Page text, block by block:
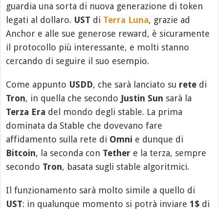
guardia una sorta di nuova generazione di token
legati al dollaro. UST di Terra Luna, grazie ad
Anchor e alle sue generose reward, è sicuramente
il protocollo più interessante, e molti stanno
cercando di seguire il suo esempio.
Come appunto USDD, che sarà lanciato su rete di
Tron, in quella che secondo Justin Sun sarà la
Terza Era del mondo degli stable. La prima
dominata da Stable che dovevano fare
affidamento sulla rete di Omni e dunque di
Bitcoin, la seconda con Tether e la terza, sempre
secondo Tron, basata sugli stable algoritmici.
Il funzionamento sarà molto simile a quello di
UST: in qualunque momento si potrà inviare1$ di